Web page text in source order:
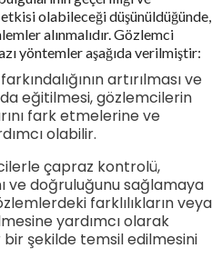
olabileceği düşünüldüğünde,
alınmalıdır. Gözlemci
yöntemler aşağıda verilmiştir:
artırılması ve
eğitilmesi, gözlemcilerin
fark etmelerine ve
olabilir.
çapraz kontrolü,
ve doğruluğunu sağlamaya
farklılıkların veya
yardımcı olarak
şekilde temsil edilmesini